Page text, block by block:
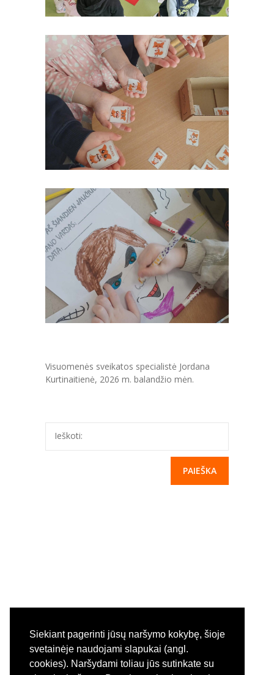
Siekiant pagerinti jūsų naršymo kokybę, šioje
svetainėje naudojami slapukai (angl.
cookies). Naršydami toliau jūs sutinkate su
---- Veiklos ataskaitos
---- Darbuotojų darbo užmokestis
---- Viešieji pirkimai
---- Biudžeto vykdymo ataskaitų rinkiniai
---- Finansinių ataskaitų rinkiniai
-- Paslaugos
---- Registravimas ir priėmimas į įstaigą
---- Mokesčiai ir lengvatos
---- Laisvos vietos įstaigoje
---- Darbo organizavimas vasaros laikotarpiu
---- Pageidavimai, pasiūlymai, pastabos
-- Grupės
---- Informacija apie grupes
-- Nuorodos
-- Laisvos darbo vietos
---- Padėkos
STEAM
SKU Kalendorius
Visuomenės sveikatos specialistė Jordana
Kurtinaitienė, 2026 m. balandžio mėn.
Ieškoti: